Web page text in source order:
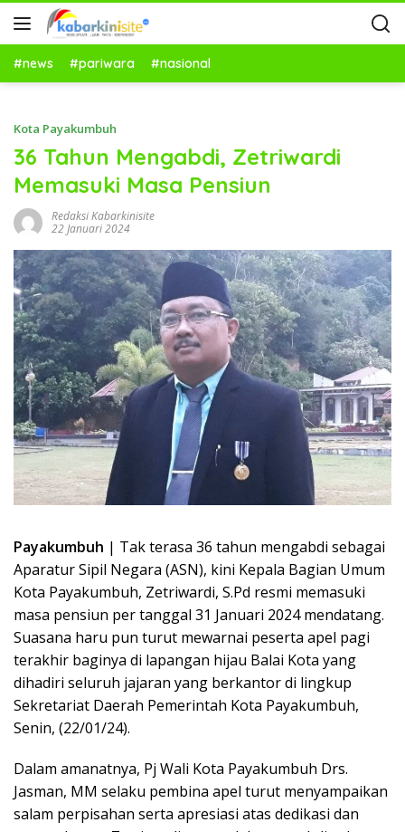
#news #pariwara #nasional
Kota Payakumbuh
36 Tahun Mengabdi, Zetriwardi
Memasuki Masa Pensiun
Redaksi Kabarkinisite
22 Januari 2024
Payakumbuh | Tak terasa 36 tahun mengabdi sebagai
Aparatur Sipil Negara (ASN), kini Kepala Bagian Umum
Kota Payakumbuh, Zetriwardi, S.Pd resmi memasuki
masa pensiun per tanggal 31 Januari 2024 mendatang.
Suasana haru pun turut mewarnai peserta apel pagi
terakhir baginya di lapangan hijau Balai Kota yang
dihadiri seluruh jajaran yang berkantor di lingkup
Sekretariat Daerah Pemerintah Kota Payakumbuh,
Senin, (22/01/24).
Dalam amanatnya, Pj Wali Kota Payakumbuh Drs.
Jasman, MM selaku pembina apel turut menyampaikan
salam perpisahan serta apresiasi atas dedikasi dan